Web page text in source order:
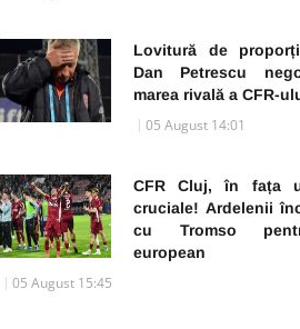
Lovitură de
Dan Petrescu
marea rivală a CFR-
05 August 14:01
CFR Cluj, în fața
cruciale! Ardelenii
cu Tromso
european
05 August 15:45